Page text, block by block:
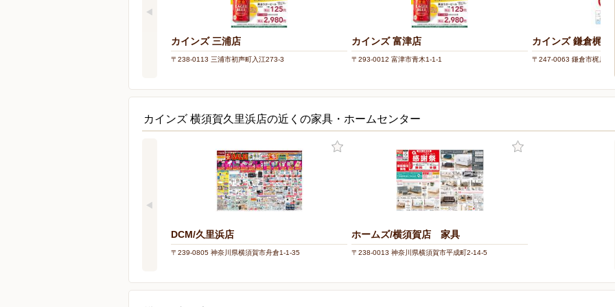
カインズ 三浦店
〒238-0113 三浦市初声町入江273-3
カインズ 富津店
〒293-0012 富津市青木1-1-1
カインズ 鎌倉梶原店
〒247-0063 鎌倉市梶原200
カインズ 横須賀久里浜店の近くの家具・ホームセンター
DCM/久里浜店
〒239-0805 神奈川県横須賀市舟倉1-1-35
ホームズ/横須賀店 家具
〒238-0013 神奈川県横須賀市平成町2-14-5